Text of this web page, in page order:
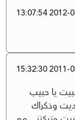
2012-01-03
2011-05-04
يا حبيب
وذكراك